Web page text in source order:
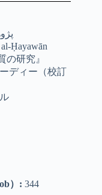
al-Ḥayawān
の研究』
ディー（校訂
） : 344